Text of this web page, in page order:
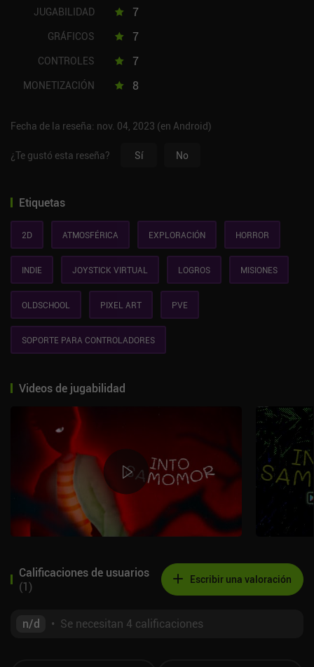
JUGABILIDAD 7
GRÁFICOS 7
CONTROLES 7
MONETIZACIÓN 8
Fecha de la reseña: nov. 04, 2023 (en Android)
¿Te gustó esta reseña? Sí No
Etiquetas
2D ATMOSFÉRICA EXPLORACIÓN HORROR
INDIE JOYSTICK VIRTUAL LOGROS MISIONES
OLDSCHOOL PIXEL ART PVE
SOPORTE PARA CONTROLADORES
Videos de jugabilidad
Calificaciones de usuarios
(1) Escribir una valoración
n/d • Se necesitan 4 calificaciones